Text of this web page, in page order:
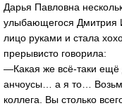
Дарья Павловна
улыбающегося Дмитрия
лицо руками и стала
прерывисто говорила:
—Какая же всё-таки
анчоусы… а я то…
коллега. Вы столько